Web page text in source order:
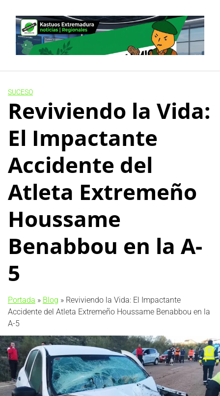
content
SUCESO
Reviviendo la Vida:
El Impactante
Accidente del
Atleta Extremeño
Houssame
Benabbou en la A-
5
Portada » Blog » Reviviendo la Vida: El Impactante
Accidente del Atleta Extremeño Houssame Benabbou en la
A-5